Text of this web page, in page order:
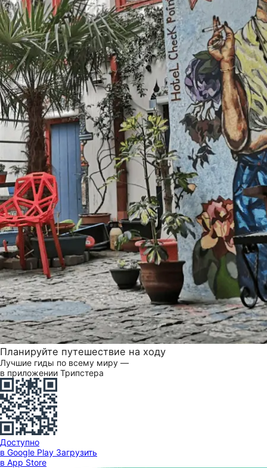
Планируйте путешествие на ходу
Лучшие гиды по всему миру —
в приложении Трипстера
Доступно
в Google Play Загрузить
в App Store